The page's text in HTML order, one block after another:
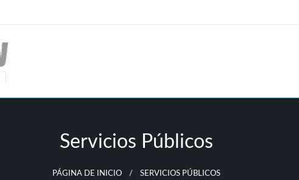
Servicios Públicos
PÁGINA DE INICIO SERVICIOS PÚBLICOS